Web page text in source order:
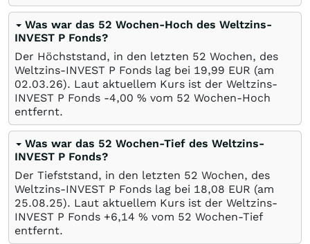
Was war das 52 Wochen-Hoch des Weltzins-
INVEST P Fonds?
Der Höchststand, in den letzten 52 Wochen, des
Weltzins-INVEST P Fonds lag bei 19,99 EUR (am
02.03.26). Laut aktuellem Kurs ist der Weltzins-
INVEST P Fonds -4,00 % vom 52 Wochen-Hoch
entfernt.
Was war das 52 Wochen-Tief des Weltzins-
INVEST P Fonds?
Der Tiefststand, in den letzten 52 Wochen, des
Weltzins-INVEST P Fonds lag bei 18,08 EUR (am
25.08.25). Laut aktuellem Kurs ist der Weltzins-
INVEST P Fonds +6,14 % vom 52 Wochen-Tief
entfernt.